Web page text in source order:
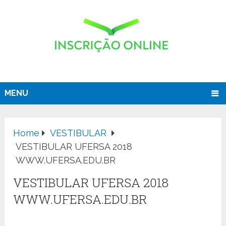
MENU
Home
VESTIBULAR
VESTIBULAR UFERSA 2018
WWW.UFERSA.EDU.BR
VESTIBULAR UFERSA 2018
WWW.UFERSA.EDU.BR